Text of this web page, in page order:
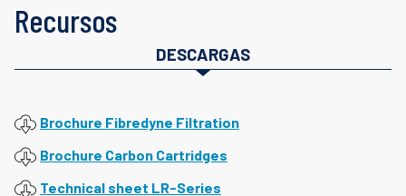
Recursos
DESCARGAS
Brochure Fibredyne Filtration
Brochure Carbon Cartridges
Technical sheet LR-Series